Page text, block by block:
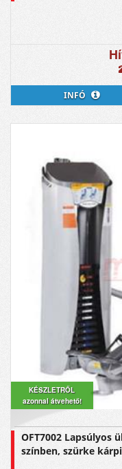
INFÓ
KÉSZLETRŐL
azonnal átvehető!
OFT7002 Lapsúlyos
színben, szürke